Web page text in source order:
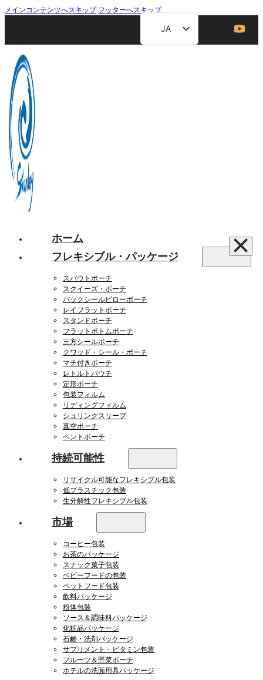
メインコンテンツへスキップ フッターへスキップ
JA
EN
ホーム
フレキシブル・パッケージ
スパウトポーチ
スクイーズ・ポーチ
バックシールピローポーチ
レイフラットポーチ
スタンドポーチ
フラットボトムポーチ
三方シールポーチ
クワッド・シール・ポーチ
マチ付きポーチ
レトルトパウチ
定形ポーチ
包装フィルム
リディングフィルム
シュリンクスリーブ
真空ポーチ
ベントポーチ
持続可能性
リサイクル可能なフレキシブル包装
低プラスチック包装
生分解性フレキシブル包装
市場
コーヒー包装
お茶のパッケージ
スナック菓子包装
ベビーフードの包装
ペットフード包装
飲料パッケージ
粉体包装
ソース＆調味料パッケージ
化粧品パッケージ
石鹸・洗剤パッケージ
サプリメント・ビタミン包装
フルーツ＆野菜ポーチ
ホテルの洗面用具パッケージ